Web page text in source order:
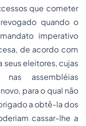
que cometer
quando o
imperativo
de acordo com
seus eleitores, cujas
assembléias
para o qual não
a obtê-la dos
cassar-lhe a